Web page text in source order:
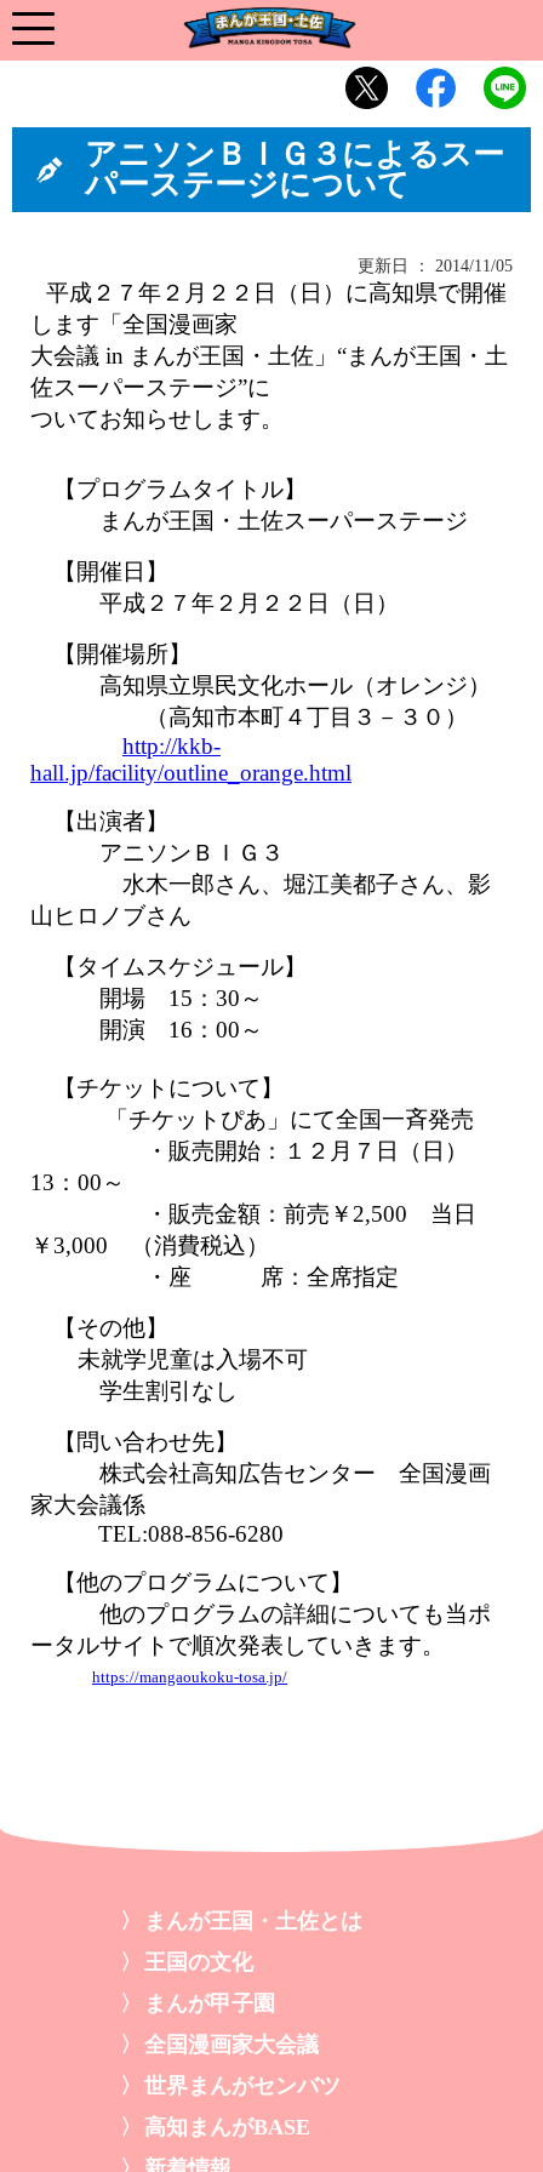
アニソンＢＩＧ３によるスー
パーステージについて
更新日 ： 2014/11/05
平成２７年２月２２日（日）に高知県で開催
します「全国漫画家
大会議 in まんが王国・土佐」“まんが王国・土
佐スーパーステージ”に
ついてお知らせします。
【プログラムタイトル】
まんが王国・土佐スーパーステージ
【開催日】
平成２７年２月２２日（日）
【開催場所】
高知県立県民文化ホール（オレンジ）
（高知市本町４丁目３－３０）
http://kkb-
hall.jp/facility/outline_orange.html
【出演者】
アニソンＢＩＧ３
水木一郎さん、堀江美都子さん、影
山ヒロノブさん
【タイムスケジュール】
開場 15：30～
開演 16：00～
【チケットについて】
「 チケットぴあ」にて全国一斉発売
・販売開始：１２月７日（日）
13：00～
・販売金額：前売￥2,500 当日
￥3,000 （消費税込）
・座 席：全席指定
【その他】
未就学児童は入場不可
学生割引なし
【問い合わせ先】
株式会社高知広告センター 全国漫画
家大会議係
TEL:088-856-6280
【他のプログラムについて】
他のプログラムの詳細についても当ポ
ータルサイトで順次発表していきます。
https://mangaoukoku-tosa.jp/
まんが王国・土佐とは
王国の文化
まんが甲子園
全国漫画家大会議
世界まんがセンバツ
高知まんがBASE